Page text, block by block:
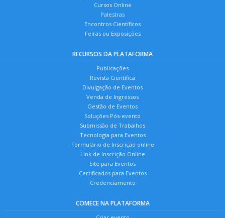
Cursos Online
Palestras
Encontros Científicos
Feiras ou Exposições
RECURSOS DA PLATAFORMA
Publicações
Revista Científica
Divulgação de Eventos
Venda de Ingressos
Gestão de Eventos
Soluções Pós-evento
Submissão de Trabalhos
Tecnologia para Eventos
Formulário de Inscrição online
Link de Inscrição Online
Site para Eventos
Certificados para Eventos
Credenciamento
COMECE NA PLATAFORMA